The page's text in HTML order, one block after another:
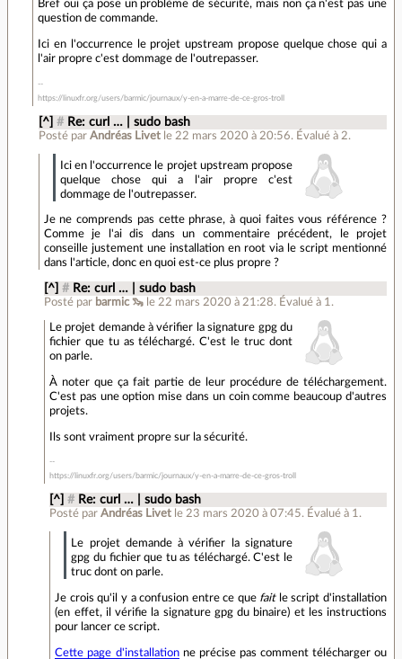
Bref oui ça pose un problème de sécurité, mais non ça n'est pas une
question de commande.
Ici en l'occurrence le projet upstream propose quelque chose qui a
l'air propre c'est dommage de l'outrepasser.
https://linuxfr.org/users/barmic/journaux/y-en-a-marre-de-ce-gros-troll
[^] # Re: curl … | sudo bash
Posté par Andréas Livet le 22 mars 2020 à 20:56. Évalué à 2.
Ici en l'occurrence le projet upstream propose
quelque chose qui a l'air propre c'est
dommage de l'outrepasser.
Je ne comprends pas cette phrase, à quoi faites vous référence ?
Comme je l'ai dis dans un commentaire précédent, le projet
conseille justement une installation en root via le script mentionné
dans l'article, donc en quoi est-ce plus propre ?
[^] # Re: curl … | sudo bash
Posté par barmic 🦦 le 22 mars 2020 à 21:28. Évalué à 1 .
Le projet demande à vérifier la signature gpg du
fichier que tu as téléchargé. C'est le truc dont
on parle.
À noter que ça fait partie de leur procédure de téléchargement.
C'est pas une option mise dans un coin comme beaucoup d'autres
projets.
Ils sont vraiment propre sur la sécurité.
https://linuxfr.org/users/barmic/journaux/y-en-a-marre-de-ce-gros-troll
[^] # Re: curl … | sudo bash
Posté parAndréas Livet le 23 mars 2020 à 07:45. Évalué à 1.
Le projet demande à vérifier la signature
gpg du fichier que tu as téléchargé. C'est le
truc dont on parle.
Je crois qu'il y a confusion entre ce que faitle script d'installation
(en effet, il vérifie la signature gpg du binaire) et les instructions
pour lancer ce script.
Cette page d'installationne précise pas comment télécharger ou